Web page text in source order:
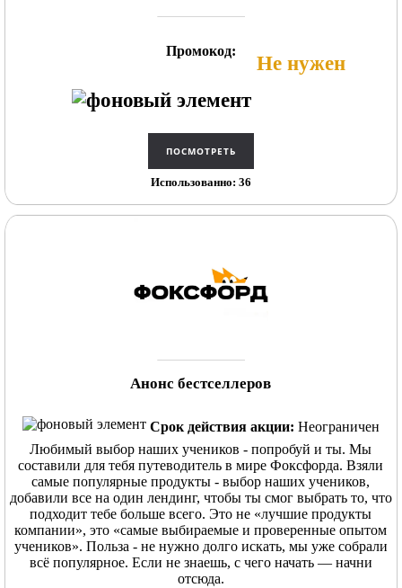
Промокод:
Не нужен
Использованно: 36
Анонс бестселлеров
Срок действия акции: Неограничен
Любимый выбор наших учеников - попробуй и ты. Мы
составили для тебя путеводитель в мире Фоксфорда. Взяли
самые популярные продукты - выбор наших учеников,
добавили все на один лендинг, чтобы ты смог выбрать то, что
подходит тебе больше всего. Это не «лучшие продукты
компании», это «самые выбираемые и проверенные опытом
учеников». Польза - не нужно долго искать, мы уже собрали
всё популярное. Если не знаешь, с чего начать — начни
отсюда.